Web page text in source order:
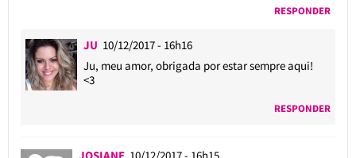
RESPONDER
JU 10/12/2017 - 16h16
Ju, meu amor, obrigada por estar sempre aqui!
<3
RESPONDER